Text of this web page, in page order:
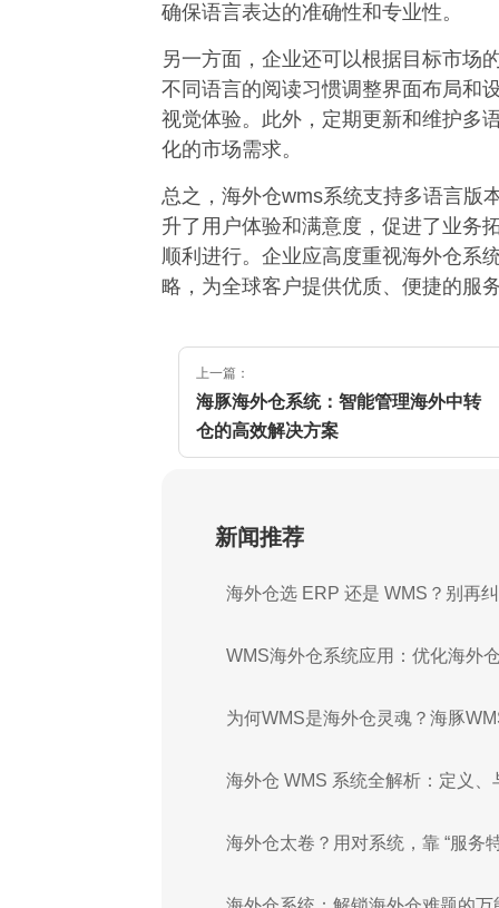
确保语言表达的准确性和专业性。
另一方面，企业还可以根据目标市场
不同语言的阅读习惯调整界面布局和
视觉体验。此外，定期更新和维护多
化的市场需求。
总之，海外仓wms系统支持多语言版
升了用户体验和满意度，促进了业务
顺利进行。企业应高度重视海外仓系
略，为全球客户提供优质、便捷的服
上一篇：
海豚海外仓系统：智能管理海外中转
仓的高效解决方案
新闻推荐
海外仓选 ERP 还是 WMS？别再
WMS海外仓系统应用：优化海外
为何WMS是海外仓灵魂？海豚
海外仓 WMS 系统全解析：定义、
海外仓太卷？用对系统，靠 “服务